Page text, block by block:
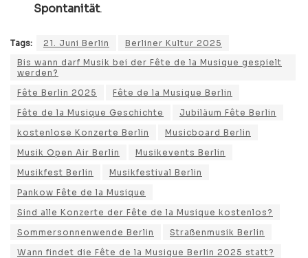
Spontanität.
Tags: 21. Juni Berlin
Berliner Kultur 2025
Bis wann darf Musik bei der Fête de la Musique gespielt
werden?
Fête Berlin 2025
Fête de la Musique Berlin
Fête de la Musique Geschichte
Jubiläum Fête Berlin
kostenlose Konzerte Berlin
Musicboard Berlin
Musik Open Air Berlin
Musikevents Berlin
Musikfest Berlin
Musikfestival Berlin
Pankow Fête de la Musique
Sind alle Konzerte der Fête de la Musique kostenlos?
Sommersonnenwende Berlin
Straßenmusik Berlin
Wann findet die Fête de la Musique Berlin 2025 statt?